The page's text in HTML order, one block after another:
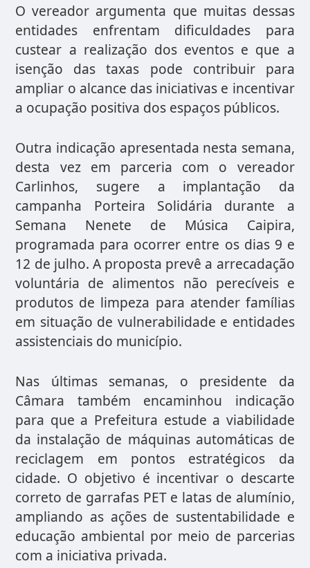
O vereador argumenta que muitas dessas
entidades enfrentam dificuldades para
custear a realização dos eventos e que a
isenção das taxas pode contribuir para
ampliar o alcance das iniciativas e incentivar
a ocupação positiva dos espaços públicos.
Outra indicação apresentada nesta semana,
desta vez em parceria com o vereador
Carlinhos, sugere a implantação da
campanha Porteira Solidária durante a
Semana Nenete de Música Caipira,
programada para ocorrer entre os dias 9 e
12 de julho. A proposta prevê a arrecadação
voluntária de alimentos não perecíveis e
produtos de limpeza para atender famílias
em situação de vulnerabilidade e entidades
assistenciais do município.
Nas últimas semanas, o presidente da
Câmara também encaminhou indicação
para que a Prefeitura estude a viabilidade
da instalação de máquinas automáticas de
reciclagem em pontos estratégicos da
cidade. O objetivo é incentivar o descarte
correto de garrafas PET e latas de alumínio,
ampliando as ações de sustentabilidade e
educação ambiental por meio de parcerias
com a iniciativa privada.